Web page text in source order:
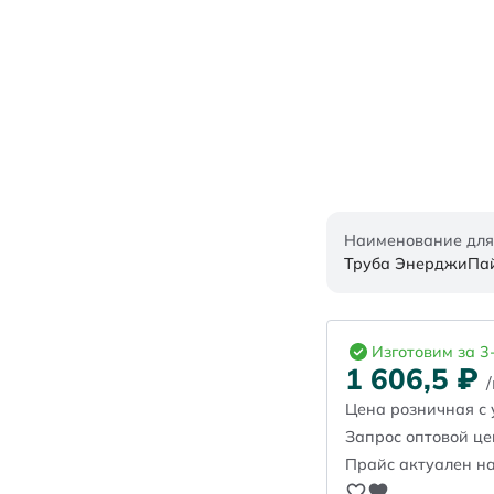
Наименование
Труба
Изготовим за
1 606,5 ₽
Цена розничная с
Запрос оптовой
Прайс актуален